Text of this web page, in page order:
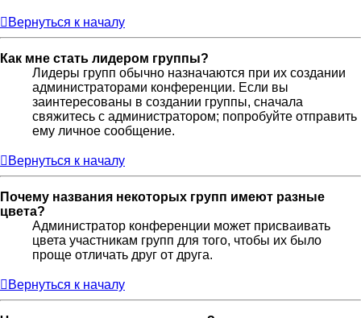
Вернуться к началу
Как мне стать лидером группы?
Лидеры групп обычно назначаются при их создании
администраторами конференции. Если вы
заинтересованы в создании группы, сначала
свяжитесь с администратором; попробуйте отправить
ему личное сообщение.
Вернуться к началу
Почему названия некоторых групп имеют разные
цвета?
Администратор конференции может присваивать
цвета участникам групп для того, чтобы их было
проще отличать друг от друга.
Вернуться к началу